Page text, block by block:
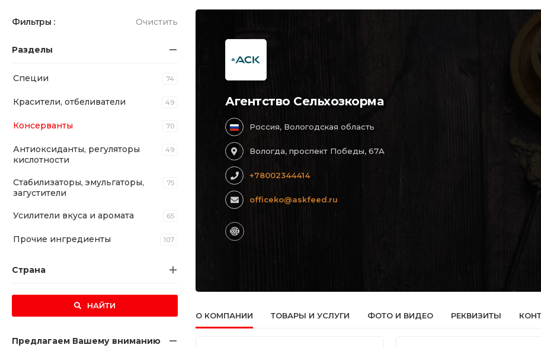
Фильтры : Очистить
Разделы
Специи 74
Красители, отбеливатели 49
Консерванты 70
Антиоксиданты, регуляторы
кислотности
49
Стабилизаторы, эмульгаторы,
загустители
75
Усилители вкуса и аромата 65
Прочие ингредиенты 107
Страна
НАЙТИ
Предлагаем Вашему вниманию
Агентство Сельхозкорма
Россия, Вологодская область
Вологда, проспект Победы, 67А
+78002344414
officeko@askfeed.ru
О КОМПАНИИ ТОВАРЫ И УСЛУГИ ФОТО И ВИДЕО РЕКВИЗИТЫ